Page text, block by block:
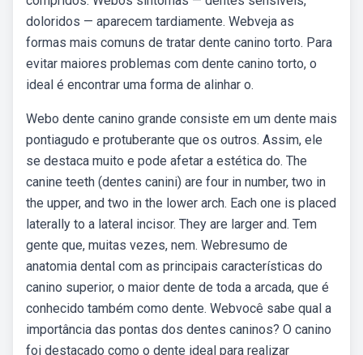
doloridos — aparecem tardiamente. Webveja as
formas mais comuns de tratar dente canino torto. Para
evitar maiores problemas com dente canino torto, o
ideal é encontrar uma forma de alinhar o.
Webo dente canino grande consiste em um dente mais
pontiagudo e protuberante que os outros. Assim, ele
se destaca muito e pode afetar a estética do. The
canine teeth (dentes canini) are four in number, two in
the upper, and two in the lower arch. Each one is placed
laterally to a lateral incisor. They are larger and. Tem
gente que, muitas vezes, nem. Webresumo de
anatomia dental com as principais características do
canino superior, o maior dente de toda a arcada, que é
conhecido também como dente. Webvocê sabe qual a
importância das pontas dos dentes caninos? O canino
foi destacado como o dente ideal para realizar